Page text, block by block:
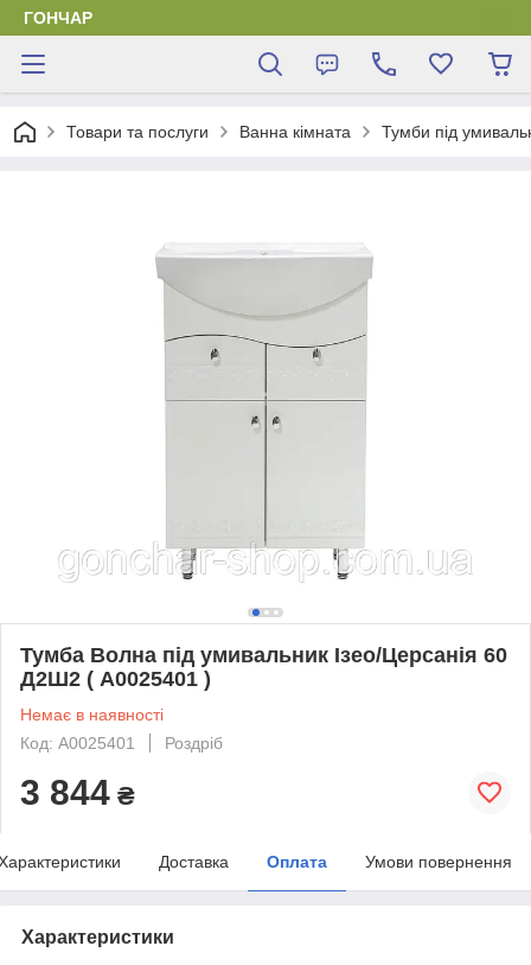
ГОНЧАР
Товари та послуги Ванна кімната Тумби під
Тумба Волна під умивальник Ізео/Церсанія 60
Д2Ш2 ( А0025401 )
Немає в наявності
Код: А0025401
Роздріб
3 844 ₴
Доставка Оплата Умови повернення
Характеристики